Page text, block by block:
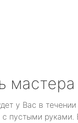
мастера
у Вас в
с пустыми руками.